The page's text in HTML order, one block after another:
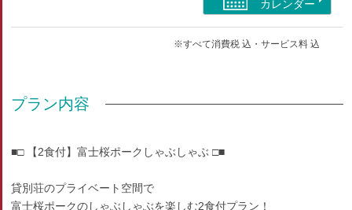
カレンダー
※すべて消費税 込・サービス料 込
プラン内容
■□ 【2食付】富士桜ポークしゃぶしゃぶ □■
貸別荘のプライベート空間で
富士桜ポークのしゃぶしゃぶを楽しむ2食付プラン！